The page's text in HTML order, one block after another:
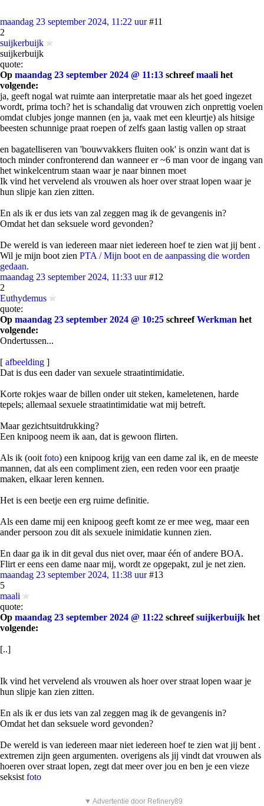
maandag 23 september 2024, 11:22 uur #11
2
suijkerbuijk
suijkerbuijk
quote:
Op maandag 23 september 2024 @ 11:13 schreefmaali het
volgende:
ja, geeft nogal wat ruimte aan interpretatie maar als het goed ingezet
wordt, prima toch? het is schandalig dat vrouwen zich onprettig voelen
omdat clubjes jonge mannen (en ja, vaak met een kleurtje) als hitsige
beesten schunnige praat roepen of zelfs gaan lastig vallen op straat
en bagatelliseren van 'bouwvakkers fluiten ook' is onzin want dat is
toch minder confronterend dan wanneer er ~6 man voor de ingang van
het winkelcentrum staan waar je naar binnen moet
Ik vind het vervelend als vrouwen als hoer over straat lopen waar je
hun slipje kan zien zitten.
En als ik er dus iets van zal zeggen mag ik de gevangenis in?
Omdat het dan seksuele word gevonden?
De wereld is van iedereen maar niet iedereen hoef te zien wat jij bent .
Wil je mijn boot zien PTA / Mijn boot en de aanpassing die worden
gedaan.
maandag 23 september 2024, 11:33 uur #12
2
Euthydemus
quote:
Op maandag 23 september 2024 @ 10:25 schreefWerkman het
volgende:
Ondertussen...
[ afbeelding ]
Dat is dus een dader van sexuele straatintimidatie.
Korte rokjes waar de billen onder uit steken, kameletenen, harde
tepels; allemaal sexuele straatintimidatie wat mij betreft.
Maar gezichtsuitdrukking?
Een knipoog neem ik aan, dat is gewoon flirten.
Als ik (ooit foto) een knipoog krijg van een dame zal ik, en de meeste
mannen, dat als een compliment zien, een reden voor een praatje
maken, elkaar leren kennen.
Het is een beetje een erg ruime definitie.
Als een dame mij een knipoog geeft komt ze er mee weg, maar een
ander persoon zou dit als sexuele inimidatie kunnen zien.
En daar ga ik in dit geval dus niet over, maar één of andere BOA.
Flirt er eens een dame naar mij, wordt ze opgepakt, zul je net zien.
maandag 23 september 2024, 11:38 uur #13
5
maali
quote:
Op maandag 23 september 2024 @ 11:22 schreefsuijkerbuijk het
volgende:
[..]
Ik vind het vervelend als vrouwen als hoer over straat lopen waar je
hun slipje kan zien zitten.
En als ik er dus iets van zal zeggen mag ik de gevangenis in?
Omdat het dan seksuele word gevonden?
De wereld is van iedereen maar niet iedereen hoef te zien wat jij bent .
extremen zijn geen argumenten. overigens als jij vindt dat vrouwen als
hoeren over straat lopen, zegt dat meer over jou en ben je een vieze
seksist foto
▼ Advertentie door Refinery89